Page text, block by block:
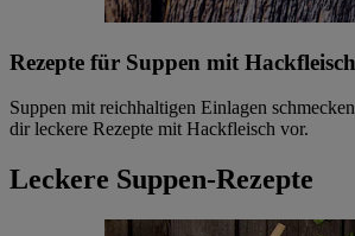
Rezepte für Suppen mit
Suppen mit reichhaltigen Einlagen
dir leckere Rezepte mit Hackfleisch vor.
Leckere Suppen-Rezepte